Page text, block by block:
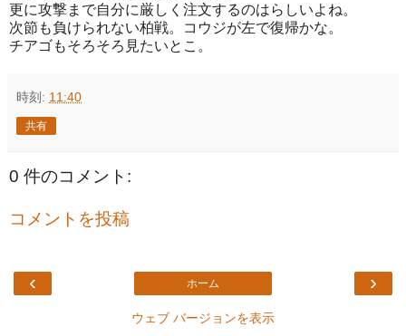
更に攻撃まで自分に厳しく注文するのはらしいよね。
次節も負けられない柏戦。コウジが左で復帰かな。
チアゴもそろそろ見たいとこ。
時刻: 11:40
共有
0 件のコメント:
コメントを投稿
‹ ›
ホーム
ウェブ バージョンを表示